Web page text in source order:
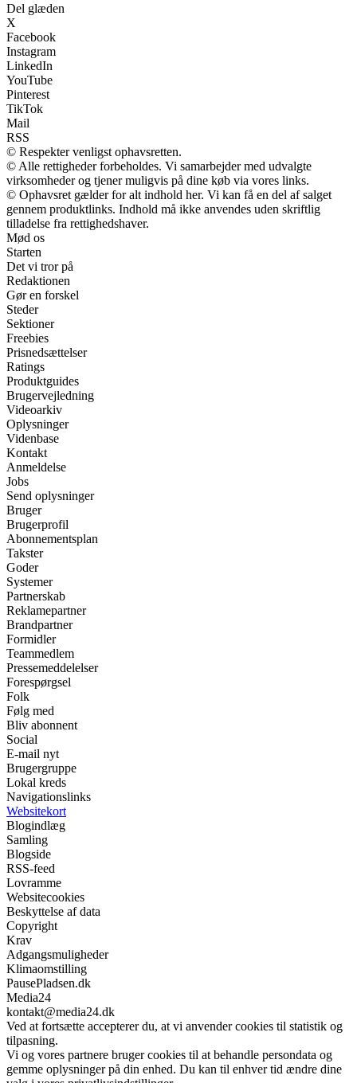
Del glæden
X
Facebook
Instagram
LinkedIn
YouTube
Pinterest
TikTok
Mail
RSS
© Respekter venligst ophavsretten.
© Alle rettigheder forbeholdes. Vi samarbejder med udvalgte
virksomheder og tjener muligvis på dine køb via vores links.
© Ophavsret gælder for alt indhold her. Vi kan få en del af salget
gennem produktlinks. Indhold må ikke anvendes uden skriftlig
tilladelse fra rettighedshaver.
Mød os
Starten
Det vi tror på
Redaktionen
Gør en forskel
Steder
Sektioner
Freebies
Prisnedsættelser
Ratings
Produktguides
Brugervejledning
Videoarkiv
Oplysninger
Videnbase
Kontakt
Anmeldelse
Jobs
Send oplysninger
Bruger
Brugerprofil
Abonnementsplan
Takster
Goder
Systemer
Partnerskab
Reklamepartner
Brandpartner
Formidler
Teammedlem
Pressemeddelelser
Forespørgsel
Folk
Følg med
Bliv abonnent
Social
E-mail nyt
Brugergruppe
Lokal kreds
Navigationslinks
Websitekort
Blogindlæg
Samling
Blogside
RSS-feed
Lovramme
Websitecookies
Beskyttelse af data
Copyright
Krav
Adgangsmuligheder
Klimaomstilling
PausePladsen.dk
Media24
kontakt@media24.dk
Ved at fortsætte accepterer du, at vi anvender cookies til statistik og
tilpasning.
Vi og vores partnere bruger cookies til at behandle persondata og
gemme oplysninger på din enhed. Du kan til enhver tid ændre dine